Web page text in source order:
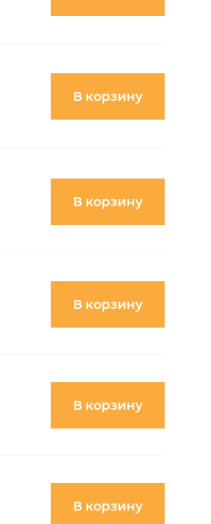
В корзину
В корзину
В корзину
В корзину
В корзину